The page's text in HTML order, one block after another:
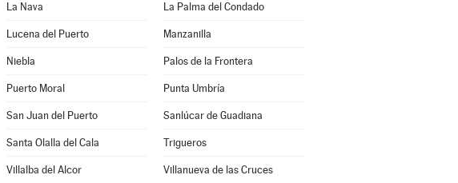
La Nava La Palma del Condado
Lucena del Puerto Manzanilla
Niebla Palos de la Frontera
Puerto Moral Punta Umbría
San Juan del Puerto Sanlúcar de Guadiana
Santa Olalla del Cala Trigueros
Villalba del Alcor Villanueva de las Cruces